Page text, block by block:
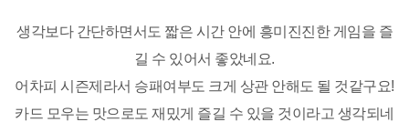
생각보다 간단하면서도 짧은 시간 안에 흥미진진한 게임을 즐
길 수 있어서 좋았네요.
어차피 시즌제라서 승패여부도 크게 상관 안해도 될 것같구요!
카드 모우는 맛으로도 재밌게 즐길 수 있을 것이라고 생각되네